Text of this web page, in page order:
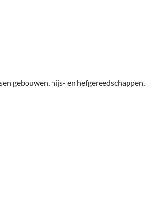
gebouwen, hijs- en hefgereedschappen,